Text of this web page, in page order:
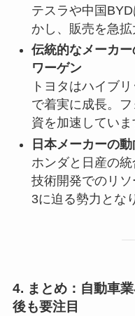
テスラや中国
かし、販売を急拡
伝統的なメーカ
ワーゲン
トヨタはハイブ
で着実に成長。
資を加速していま
日本メーカーの
ホンダと日産の
技術開発でのリ
3に迫る勢力とな
4. まとめ：自動車
後も要注目